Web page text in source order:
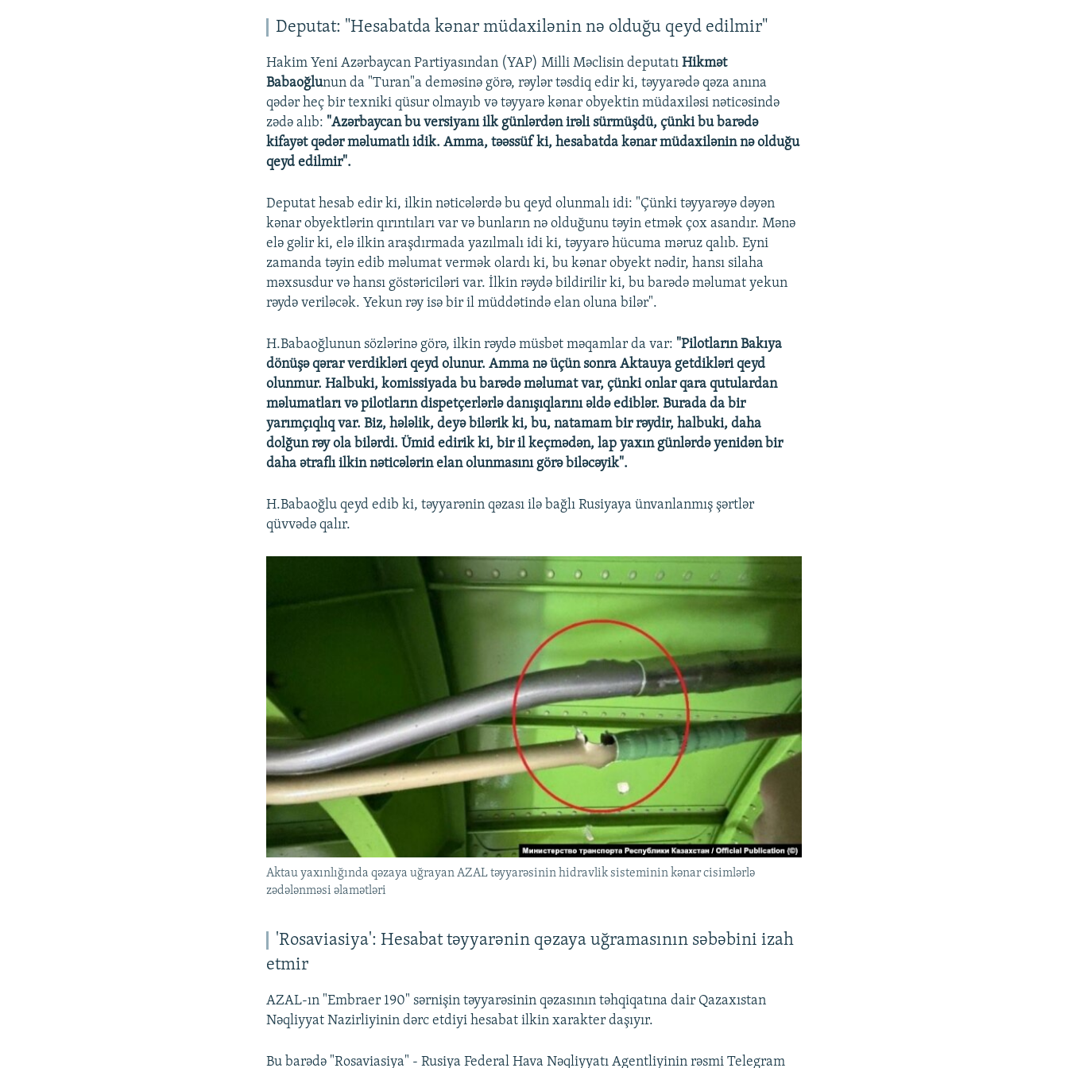
Deputat: "Hesabatda kənar müdaxilənin nə olduğu qeyd edilmir"
Hakim Yeni Azərbaycan Partiyasından (YAP) Milli Məclisin deputatıHikmət
Babaoğlunun da "Turan"a deməsinə görə, rəylər təsdiq edir ki, təyyarədə qəza anına
qədər heç bir texniki qüsur olmayıb və təyyarə kənar obyektin müdaxiləsi nəticəsində
zədə alıb: "Azərbaycan bu versiyanı ilk günlərdən irəli sürmüşdü, çünki bu barədə
kifayət qədər məlumatlı idik. Amma, təəssüf ki, hesabatda kənar müdaxilənin nə olduğu
qeyd edilmir".
Deputat hesab edir ki, ilkin nəticələrdə bu qeyd olunmalı idi: "Çünki təyyarəyə dəyən
kənar obyektlərin qırıntıları var və bunların nə olduğunu təyin etmək çox asandır. Mənə
elə gəlir ki, elə ilkin araşdırmada yazılmalı idi ki, təyyarə hücuma məruz qalıb. Eyni
zamanda təyin edib məlumat vermək olardı ki, bu kənar obyekt nədir, hansı silaha
məxsusdur və hansı göstəriciləri var. İlkin rəydə bildirilir ki, bu barədə məlumat yekun
rəydə veriləcək. Yekun rəy isə bir il müddətində elan oluna bilər".
H.Babaoğlunun sözlərinə görə, ilkin rəydə müsbət məqamlar da var: "Pilotların Bakıya
dönüşə qərar verdikləri qeyd olunur. Amma nə üçün sonra Aktauya getdikləri qeyd
olunmur. Halbuki, komissiyada bu barədə məlumat var, çünki onlar qara qutulardan
məlumatları və pilotların dispetçerlərlə danışıqlarını əldə ediblər. Burada da bir
yarımçıqlıq var. Biz, hələlik, deyə bilərik ki, bu, natamam bir rəydir, halbuki, daha
dolğun rəy ola bilərdi. Ümid edirik ki, bir il keçmədən, lap yaxın günlərdə yenidən bir
daha ətraflı ilkin nəticələrin elan olunmasını görə biləcəyik".
H.Babaoğlu qeyd edib ki, təyyarənin qəzası ilə bağlı Rusiyaya ünvanlanmış şərtlər
qüvvədə qalır.
Aktau yaxınlığında qəzaya uğrayan AZAL təyyarəsinin hidravlik sisteminin kənar cisimlərlə
zədələnməsi əlamətləri
'Rosaviasiya': Hesabat təyyarənin qəzaya uğramasının səbəbini izah
etmir
AZAL-ın "Embraer 190" sərnişin təyyarəsinin qəzasının təhqiqatına dair Qazaxıstan
Nəqliyyat Nazirliyinin dərc etdiyi hesabat ilkin xarakter daşıyır.
Bu barədə "Rosaviasiya" - Rusiya Federal Hava Nəqliyyatı Agentliyinin rəsmi Telegram